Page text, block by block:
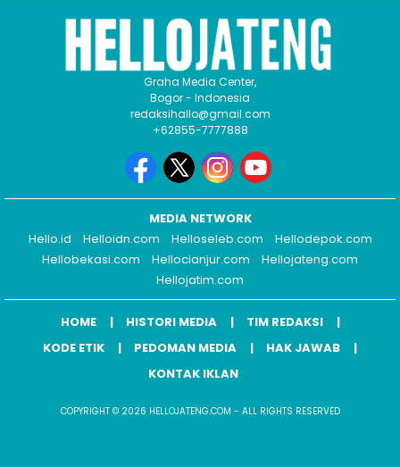
Graha Media Center,
Bogor - Indonesia
redaksihallo@gmail.com
+62855-7777888
MEDIA NETWORK
Hello.id
Helloidn.com Helloseleb.com
Hellodepok.com
Hellobekasi.com
Hellocianjur.com
Hellojateng.com
Hellojatim.com
HOME HISTORI MEDIA
TIM REDAKSI
KODE ETIK
PEDOMAN MEDIA
HAK JAWAB
KONTAK IKLAN
COPYRIGHT © 2026 HELLOJATENG.COM - ALL RIGHTS RESERVED